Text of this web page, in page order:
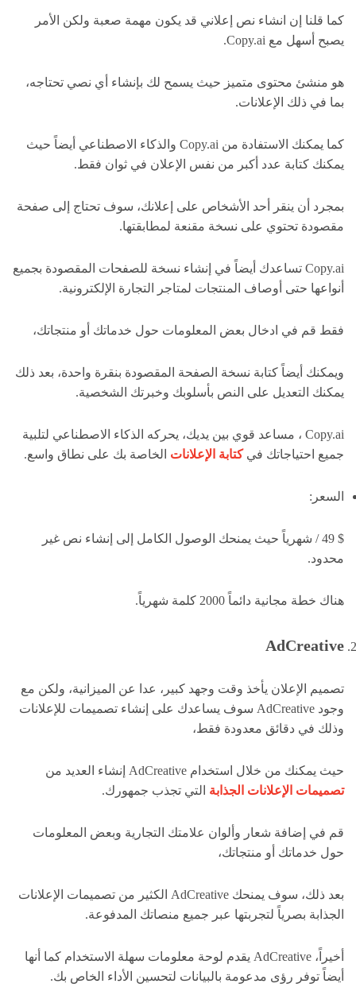
كما قلنا إن انشاء نص إعلاني قد يكون مهمة صعبة ولكن الأمر
يصبح أسهل مع Copy.ai.
هو منشئ محتوى متميز حيث يسمح لك بإنشاء أي نصي تحتاجه،
بما في ذلك الإعلانات.
كما يمكنك الاستفادة من Copy.ai والذكاء الاصطناعي أيضاً حيث
يمكنك كتابة عدد أكبر من نفس الإعلان في ثوان فقط.
بمجرد أن ينقر أحد الأشخاص على إعلانك، سوف تحتاج إلى صفحة
مقصودة تحتوي على نسخة مقنعة لمطابقتها.
Copy.ai تساعدك أيضاً في إنشاء نسخة للصفحات المقصودة بجميع
أنواعها حتى أوصاف المنتجات لمتاجر التجارة الإلكترونية.
فقط قم في ادخال بعض المعلومات حول خدماتك أو منتجاتك،
ويمكنك أيضاً كتابة نسخة الصفحة المقصودة بنقرة واحدة، بعد ذلك
يمكنك التعديل على النص بأسلوبك وخبرتك الشخصية.
Copy.ai ، مساعد قوي بين يديك، يحركه الذكاء الاصطناعي لتلبية
جميع احتياجاتك فيكتابة الإعلانات الخاصة بك على نطاق واسع.
السعر:
$ 49 / شهرياً حيث يمنحك الوصول الكامل إلى إنشاء نص غير
محدود.
هناك خطة مجانية دائماً 2000 كلمة شهرياً.
AdCreative
تصميم الإعلان يأخذ وقت وجهد كبير، عدا عن الميزانية، ولكن مع
وجود AdCreative سوف يساعدك على إنشاء تصميمات للإعلانات
وذلك في دقائق معدودة فقط،
حيث يمكنك من خلال استخدام AdCreative إنشاء العديد من
تصميمات الإعلانات الجذابة التي تجذب جمهورك.
قم في إضافة شعار وألوان علامتك التجارية وبعض المعلومات
حول خدماتك أو منتجاتك،
بعد ذلك، سوف يمنحك AdCreative الكثير من تصميمات الإعلانات
الجذابة بصرياً لتجربتها عبر جميع منصاتك المدفوعة.
أخيراً، AdCreative يقدم لوحة معلومات سهلة الاستخدام كما أنها
أيضاً توفر رؤى مدعومة بالبيانات لتحسين الأداء الخاص بك.